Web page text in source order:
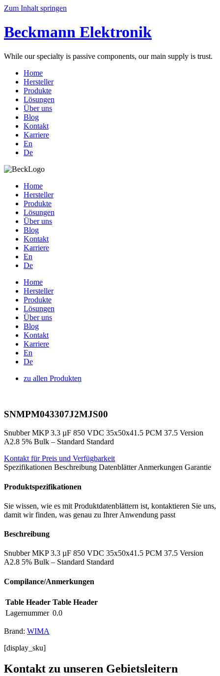
Zum Inhalt springen
Beckmann Elektronik
While our specialty is passive components, our main supply is trust.
Home
Hersteller
Produkte
Lösungen
Über uns
Blog
Kontakt
Karriere
En
De
Home
Hersteller
Produkte
Lösungen
Über uns
Blog
Kontakt
Karriere
En
De
Home
Hersteller
Produkte
Lösungen
Über uns
Blog
Kontakt
Karriere
En
De
zu allen Produkten
SNMPM043307J2MJS00
Snubber MKP 3.3 µF 850 VDC 35x50x41.5 PCM 37.5 Version
A2.8 5% Bulk – Standard Standard
Kontakt für Preis und Verfügbarkeit
Spezifikationen Beschreibung Datenblätter Anmerkungen Garantie
Produktspezifikationen
Sie wissen, wie es mit Produktdatenblättern ist, kontaktieren Sie uns,
damit wir finden, was genau zu Ihrer Anwendung passt
Beschreibung
Snubber MKP 3.3 µF 850 VDC 35x50x41.5 PCM 37.5 Version
A2.8 5% Bulk – Standard Standard
Compilance/Anmerkungen
Table Header Table Header
Lagernummer 0.0
Brand: WIMA
[display_sku]
Kontakt zu unseren Gebietsleitern